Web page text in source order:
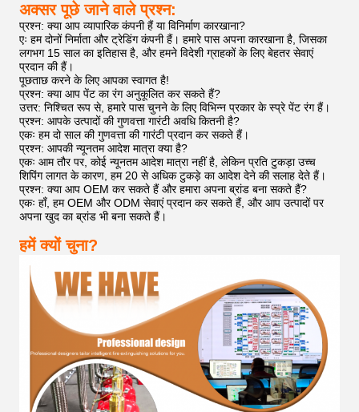
अक्सर पूछे जाने वाले प्रश्न:
प्रश्न: क्या आप व्यापारिक कंपनी हैं या विनिर्माण कारखाना?
एः हम दोनों निर्माता और ट्रेडिंग कंपनी हैं। हमारे पास अपना कारखाना है, जिसका
लगभग 15 साल का इतिहास है, और हमने विदेशी ग्राहकों के लिए बेहतर सेवाएं
प्रदान की हैं।
पूछताछ करने के लिए आपका स्वागत है!
प्रश्न: क्या आप पेंट का रंग अनुकूलित कर सकते हैं?
उत्तर: निश्चित रूप से, हमारे पास चुनने के लिए विभिन्न प्रकार के स्प्रे पेंट रंग हैं।
प्रश्न: आपके उत्पादों की गुणवत्ता गारंटी अवधि कितनी है?
एकः हम दो साल की गुणवत्ता की गारंटी प्रदान कर सकते हैं।
प्रश्न: आपकी न्यूनतम आदेश मात्रा क्या है?
एकः आम तौर पर, कोई न्यूनतम आदेश मात्रा नहीं है, लेकिन प्रति टुकड़ा उच्च
शिपिंग लागत के कारण, हम 20 से अधिक टुकड़े का आदेश देने की सलाह देते हैं।
प्रश्न: क्या आप OEM कर सकते हैं और हमारा अपना ब्रांड बना सकते हैं?
एकः हाँ, हम OEM और ODM सेवाएं प्रदान कर सकते हैं, और आप उत्पादों पर
अपना खुद का ब्रांड भी बना सकते हैं।
हमें क्यों चुना?